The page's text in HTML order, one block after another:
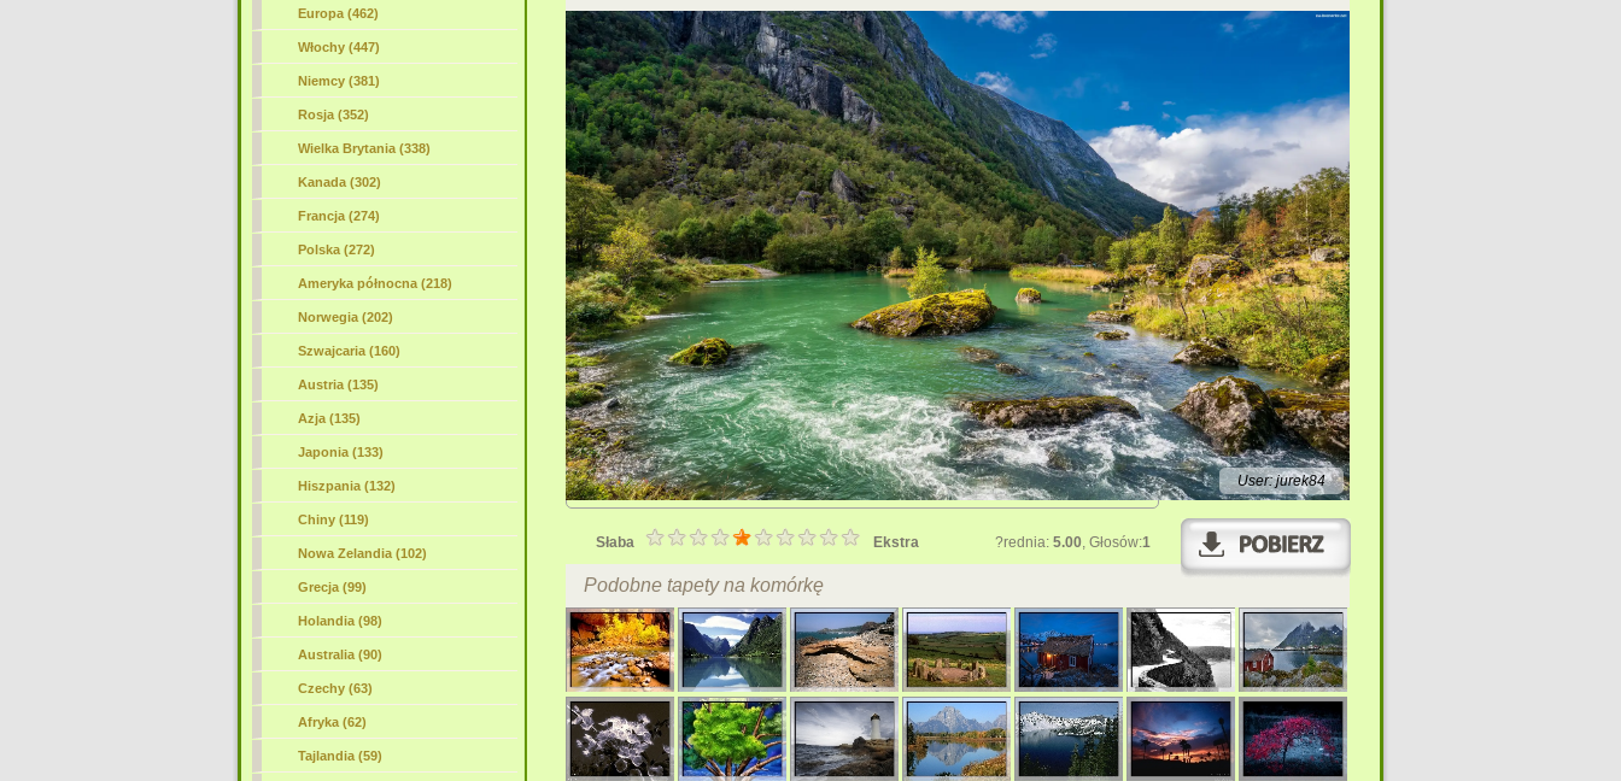
Europa (462)
Włochy (447)
Niemcy (381)
Rosja (352)
Wielka Brytania (338)
Kanada (302)
Francja (274)
Polska (272)
Ameryka północna (218)
Norwegia(202)
Szwajcaria (160)
Austria (135)
Azja (135)
Japonia (133)
Hiszpania (132)
Chiny (119)
Nowa Zelandia (102)
Grecja (99)
Holandia (98)
Australia (90)
Czechy (63)
Afryka (62)
Tajlandia (59)
User: jurek84
Słaba Ekstra?rednia: 5.00, Głosów:1
Podobne tapety na komórkę